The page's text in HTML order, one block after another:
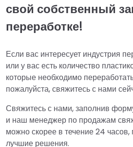
свой собственный
переработке!
Если вас интересует индустрия
или у вас есть количество
которые необходимо
пожалуйста, свяжитесь с нами
Свяжитесь с нами, заполнив
и наш менеджер по продажам
можно скорее в течение 24
лучшие решения.